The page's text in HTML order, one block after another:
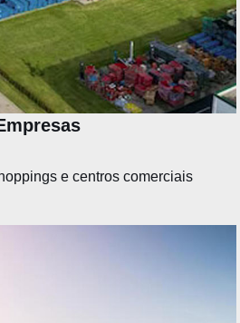
e centros comerciais